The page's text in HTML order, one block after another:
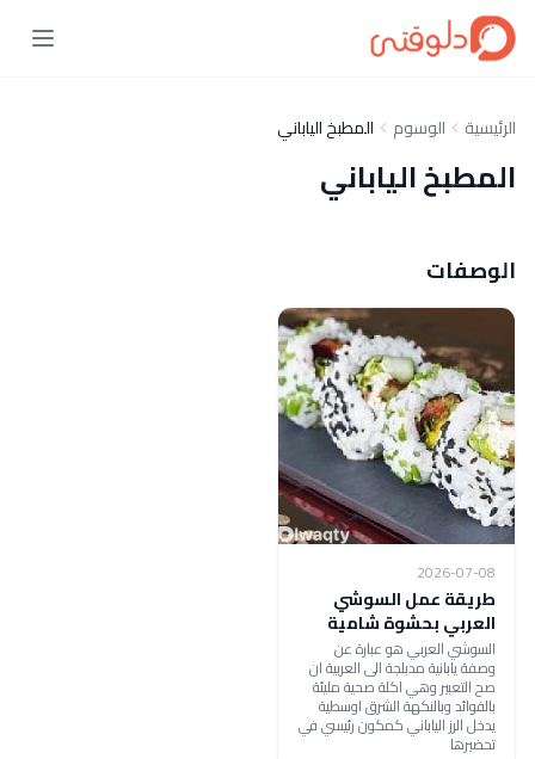
الرئيسية الوسوم المطبخ الياباني
المطبخ الياباني
الوصفات
2026-07-08
طريقة عمل السوشي
العربي بحشوة شامية
السوشي العربي هو عبارة عن
وصفة يابانية مدبلجة الى العربية ان
صح التعبير وهي اكلة صحية مليئة
بالفوائد وبالنكهة الشرق اوسطية
يدخل الرز الياباني كمكون رئيسي في
تحضيرها